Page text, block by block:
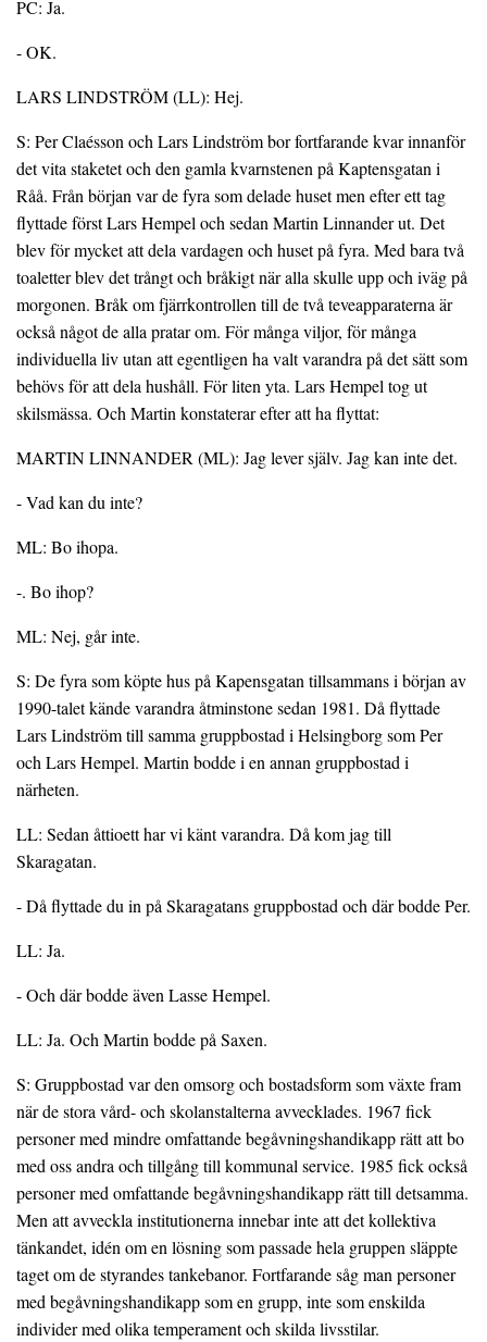
PC: Ja.
- OK.
LARS LINDSTRÖM (LL): Hej.
S: Per Claésson och Lars Lindström bor fortfarande kvar innanför
det vita staketet och den gamla kvarnstenen på Kaptensgatan i
Råå. Från början var de fyra som delade huset men efter ett tag
flyttade först Lars Hempel och sedan Martin Linnander ut. Det
blev för mycket att dela vardagen och huset på fyra. Med bara två
toaletter blev det trångt och bråkigt när alla skulle upp och iväg på
morgonen. Bråk om fjärrkontrollen till de två teveapparaterna är
också något de alla pratar om. För många viljor, för många
individuella liv utan att egentligen ha valt varandra på det sätt som
behövs för att dela hushåll. För liten yta. Lars Hempel tog ut
skilsmässa. Och Martin konstaterar efter att ha flyttat:
MARTIN LINNANDER (ML): Jag lever själv. Jag kan inte det.
- Vad kan du inte?
ML: Bo ihopa.
-. Bo ihop?
ML: Nej, går inte.
S: De fyra som köpte hus på Kapensgatan tillsammans i början av
1990-talet kände varandra åtminstone sedan 1981. Då flyttade
Lars Lindström till samma gruppbostad i Helsingborg som Per
och Lars Hempel. Martin bodde i en annan gruppbostad i
närheten.
LL: Sedan åttioett har vi känt varandra. Då kom jag till
Skaragatan.
- Då flyttade du in på Skaragatans gruppbostad och där bodde Per.
LL: Ja.
- Och där bodde även Lasse Hempel.
LL: Ja. Och Martin bodde på Saxen.
S: Gruppbostad var den omsorg och bostadsform som växte fram
när de stora vård- och skolanstalterna avvecklades. 1967 fick
personer med mindre omfattande begåvningshandikapp rätt att bo
med oss andra och tillgång till kommunal service. 1985 fick också
personer med omfattande begåvningshandikapp rätt till detsamma.
Men att avveckla institutionerna innebar inte att det kollektiva
tänkandet, idén om en lösning som passade hela gruppen släppte
taget om de styrandes tankebanor. Fortfarande såg man personer
med begåvningshandikapp som en grupp, inte som enskilda
individer med olika temperament och skilda livsstilar.